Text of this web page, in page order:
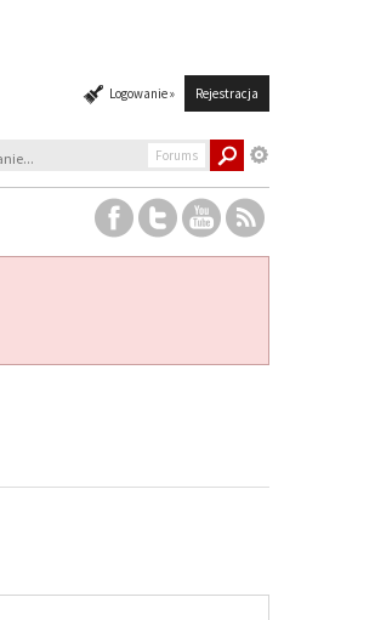
Logowanie » Rejestracja
Forums